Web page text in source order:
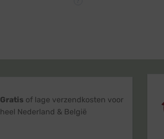
Gratis of lage verzendkosten voor
heel Nederland & België